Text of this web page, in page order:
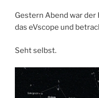
Gestern Abend war
das eVscope und
Seht selbst.